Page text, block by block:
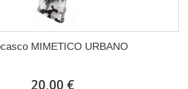
MIMETICO URBANO
20,00 €